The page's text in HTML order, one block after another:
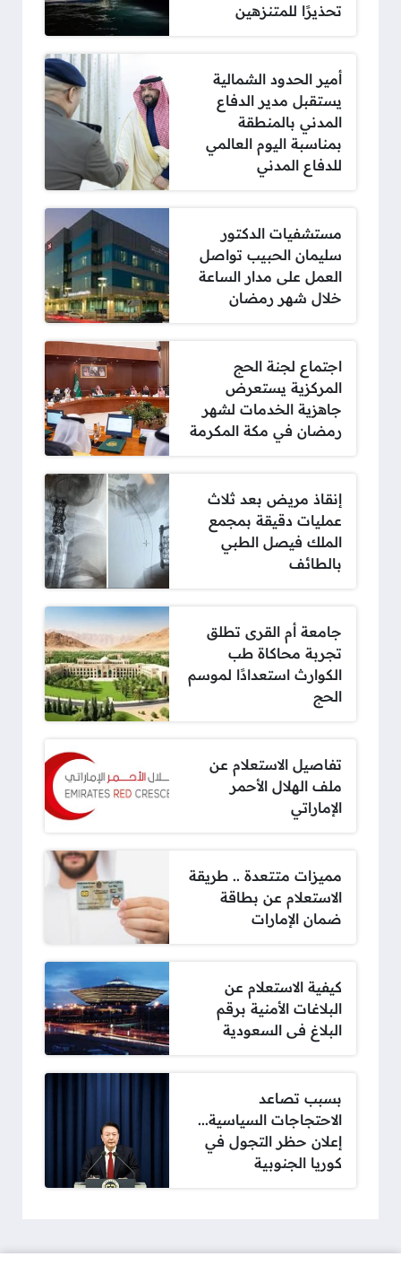
تحذيرًا للمتنزهين
أمير الحدود الشمالية
يستقبل مدير الدفاع
المدني بالمنطقة
بمناسبة اليوم العالمي
للدفاع المدني
مستشفيات الدكتور
سليمان الحبيب تواصل
العمل على مدار الساعة
خلال شهر رمضان
اجتماع لجنة الحج
المركزية يستعرض
جاهزية الخدمات لشهر
رمضان في مكة المكرمة
إنقاذ مريض بعد ثلاث
عمليات دقيقة بمجمع
الملك فيصل الطبي
بالطائف
جامعة أم القرى تطلق
تجربة محاكاة طب
الكوارث استعدادًا لموسم
الحج
تفاصيل الاستعلام عن
ملف الهلال الأحمر
الإماراتي
مميزات متتعدة .. طريقة
الاستعلام عن بطاقة
ضمان الإمارات
كيفية الاستعلام عن
البلاغات الأمنية برقم
البلاغ فى السعودية
بسبب تصاعد
الاحتجاجات السياسية...
إعلان حظر التجول في
كوريا الجنوبية